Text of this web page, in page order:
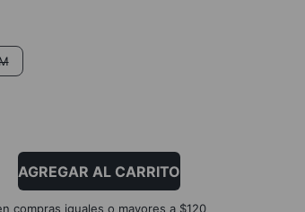
AGREGAR AL CARRITO
compras iguales o mayores a $120